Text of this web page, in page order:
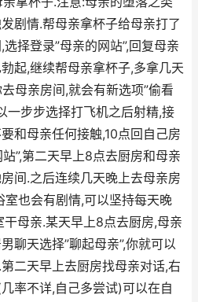
剧情.帮母亲拿杯子给母亲打了
择登录”母亲的网站”,回复母亲
起,继续帮母亲拿杯子,多拿几天
母亲房间,就会有新选项”偷看
一步步选择打飞机之后射精,接
和母亲任何接触,10点回自己房
”,第二天早上8点去厨房和母亲
间.之后连续几天晚上去母亲房
室也会有剧情,可以坚持每天晚
母亲.某天早上8点去厨房,母亲
聊天选择”聊起母亲”,你就可以
二天早上去厨房找母亲对话,右
率不详,自己多尝试)可以在自